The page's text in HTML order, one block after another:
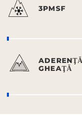
3PMSF
GHEAŢĂ